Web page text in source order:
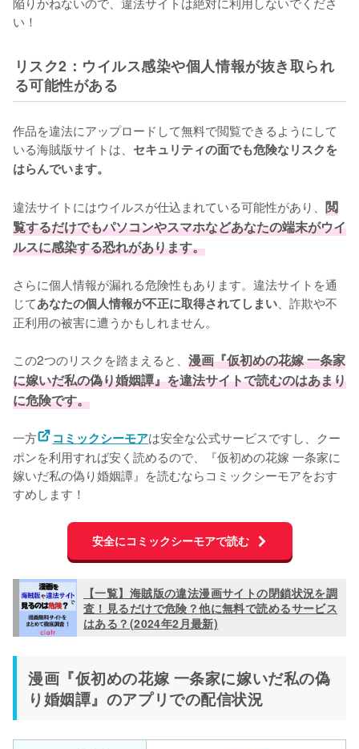
い！
リスク2：ウイルス感染や個人情報が抜き取られ
る可能性がある
作品を違法にアップロードして無料で閲覧できるようにして
いる海賊版サイトは、 セキュリティの面でも危険なリスクを
はらんでいます。
違法サイトにはウイルスが仕込まれている可能性があり、 閲
覧するだけでもパソコンやスマホなどあなたの端末がウイ
ルスに感染する恐れがあります。
さらに個人情報が漏れる危険性もあります。違法サイトを通
じてあなたの個人情報が不正に取得されてしまい 、詐欺や不
正利用の被害に遭うかもしれません。
この2つのリスクを踏まえると、 漫画『仮初めの花嫁 一条家
に嫁いだ私の偽り婚姻譚』を違法サイトで読むのはあまり
に危険です。
一方 コミックシーモアは安全な公式サービスですし、クー
ポンを利用すれば安く読めるので、『仮初めの花嫁 一条家に
嫁いだ私の偽り婚姻譚』を読むならコミックシーモアをおす
すめします！
安全にコミックシーモアで読む
【一覧】海賊版の違法漫画サイトの閉鎖状況を調
査！見るだけで危険？他に無料で読めるサービス
はある？(2024年2月最新)
漫画『仮初めの花嫁 一条家に嫁いだ私の偽
り婚姻譚』のアプリでの配信状況